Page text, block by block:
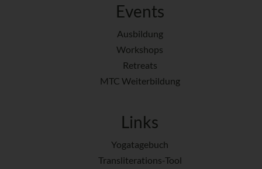
Events
Ausbildung
Workshops
Retreats
MTC Weiterbildung
Links
Yogatagebuch
Transliterations-Tool